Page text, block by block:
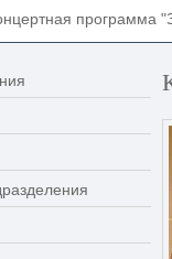
программа